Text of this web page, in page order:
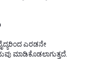
ಎರಡನೇ
ಮಾಡಿಕೊಡಲಾಗುತ್ತದೆ.